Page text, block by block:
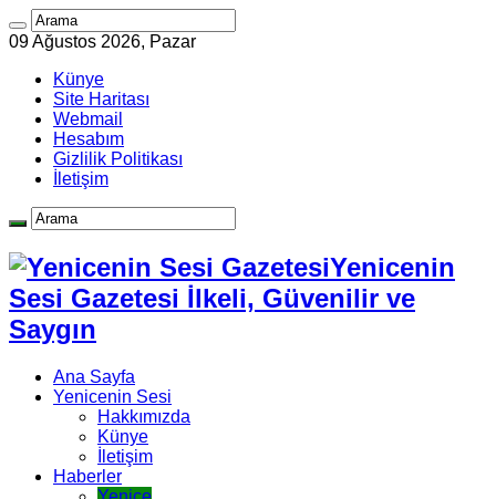
09 Ağustos 2026, Pazar
Künye
Site Haritası
Webmail
Hesabım
Gizlilik Politikası
İletişim
Yenicenin
Sesi Gazetesi İlkeli, Güvenilir ve
Saygın
Ana Sayfa
Yenicenin Sesi
Hakkımızda
Künye
İletişim
Haberler